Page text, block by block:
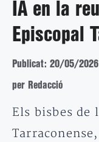
IA en la
Episcopal
Publicat: 20/05/
per Redacció
Els bisbes de